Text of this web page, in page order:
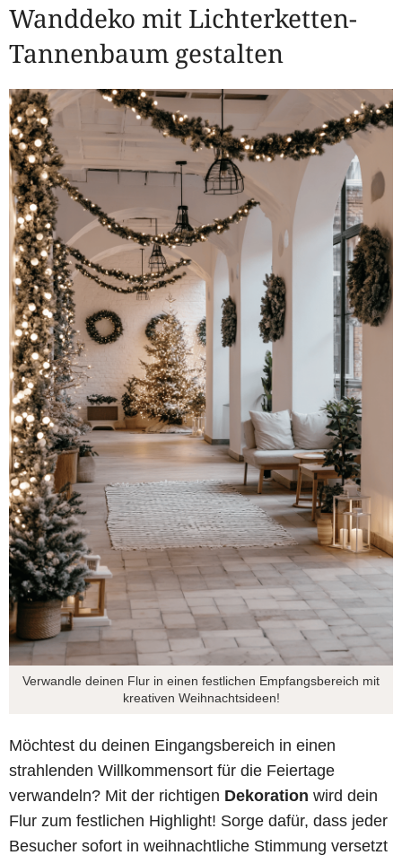
Wanddeko mit Lichterketten-
Tannenbaum gestalten
Verwandle deinen Flur in einen festlichen Empfangsbereich mit
kreativen Weihnachtsideen!
Möchtest du deinen Eingangsbereich in einen
strahlenden Willkommensort für die Feiertage
verwandeln? Mit der richtigen Dekoration wird dein
Flur zum festlichen Highlight! Sorge dafür, dass jeder
Besucher sofort in weihnachtliche Stimmung versetzt